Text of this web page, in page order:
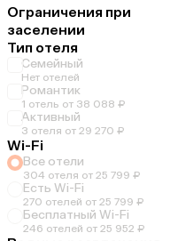
Ограничения при
заселении
Тип отеля
Семейный
Нет отелей
Романтик
1 отель от 38 088 ₽
Активный
3 отеля от 29 270 ₽
Wi-Fi
Все отели
304 отеля от 25 799 ₽
Есть Wi-Fi
270 отелей от 25 799 ₽
Бесплатный Wi-Fi
246 отелей от 25 952 ₽